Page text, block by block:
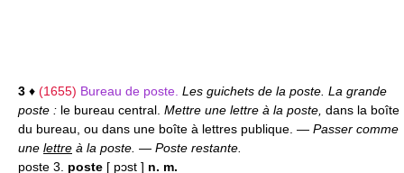
3 ♦ (1655) Bureau de poste. Les guichets de la poste. La grande
poste : le bureau central. Mettre une lettre à la poste, dans la boîte
du bureau, ou dans une boîte à lettres publique. — Passer comme
une lettre à la poste. — Poste restante.
poste 3. poste [ pɔst ] n. m.